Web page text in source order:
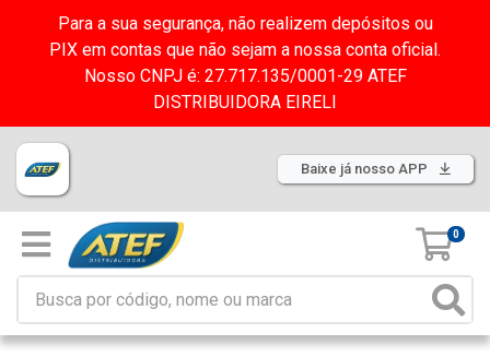
Para a sua segurança, não realizem depósitos ou
PIX em contas que não sejam a nossa conta oficial.
Nosso CNPJ é: 27.717.135/0001-29 ATEF
DISTRIBUIDORA EIRELI
Baixe já nosso APP
0